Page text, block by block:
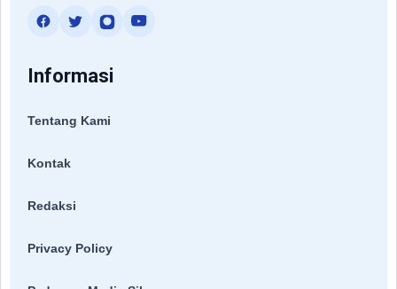
Informasi
Tentang Kami
Kontak
Redaksi
Privacy Policy